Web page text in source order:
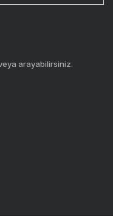
arayabilirsiniz.